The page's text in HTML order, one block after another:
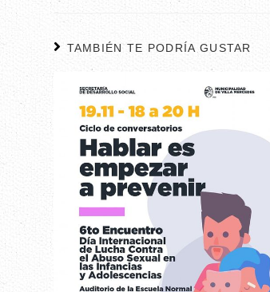
TAMBIÉN TE PODRÍA GUSTAR